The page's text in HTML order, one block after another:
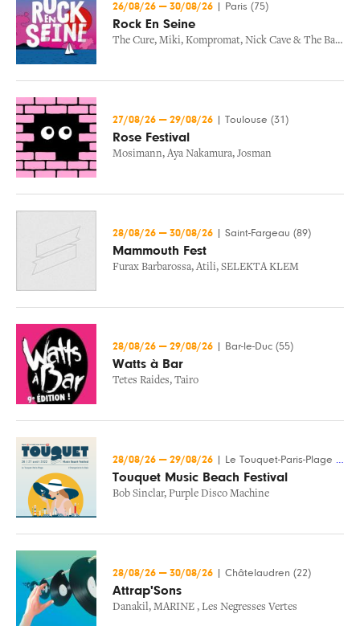
26/08/26 — 30/08/26 Paris (75)
Rock En Seine
The Cure, Miki, Kompromat, Nick Cave & The Bad Seeds
27/08/26 — 29/08/26 Toulouse (31)
Rose Festival
Mosimann, Aya Nakamura, Josman
28/08/26 — 30/08/26 Saint-Fargeau (89)
Mammouth Fest
Furax Barbarossa, Atili, SELEKTA KLEM
28/08/26 — 29/08/26 Bar-le-Duc (55)
Watts à Bar
Tetes Raides, Tairo
28/08/26 — 29/08/26 Le Touquet-Paris-Plage (62)
Touquet Music Beach Festival
Bob Sinclar, Purple Disco Machine
28/08/26 — 30/08/26 Châtelaudren (22)
Attrap'Sons
Danakil, MARINE , Les Negresses Vertes